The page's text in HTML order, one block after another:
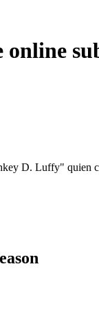
D. Luffy" quien